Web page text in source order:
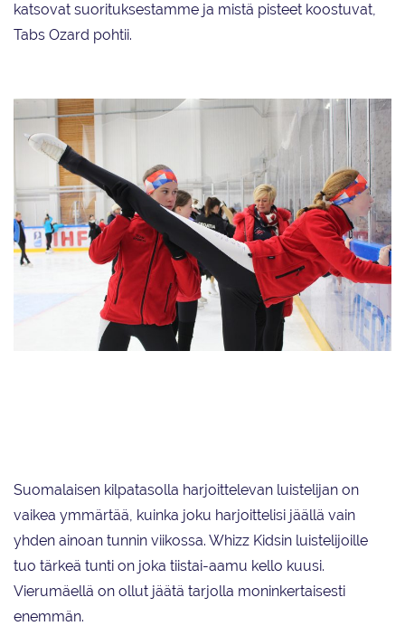
katsovat suorituksestamme ja mistä pisteet koostuvat,
Tabs Ozard pohtii.
Suomalaisen kilpatasolla harjoittelevan luistelijan on
vaikea ymmärtää, kuinka joku harjoittelisi jäällä vain
yhden ainoan tunnin viikossa. Whizz Kidsin luistelijoille
tuo tärkeä tunti on joka tiistai-aamu kello kuusi.
Vierumäellä on ollut jäätä tarjolla moninkertaisesti
enemmän.